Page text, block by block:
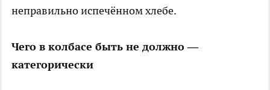
неправильно испечённом хлебе.
Чего в колбасе быть не должно —
категорически